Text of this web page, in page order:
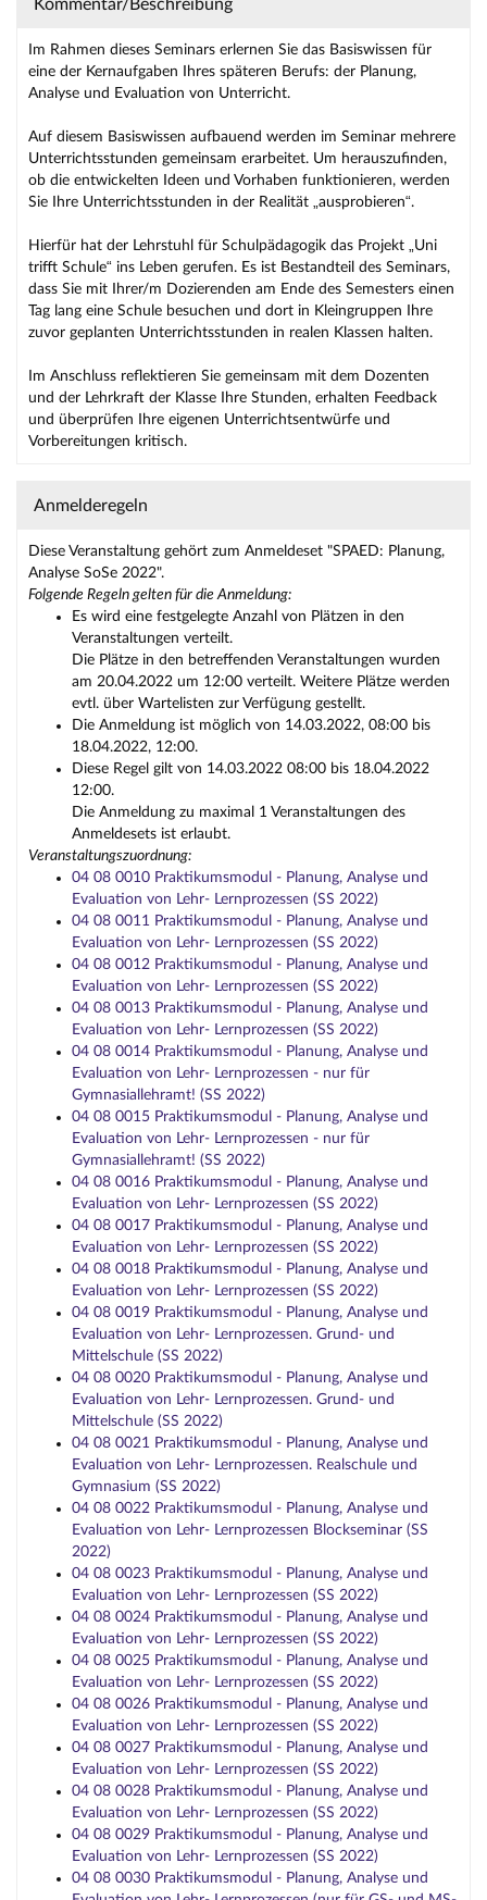
Kommentar/Beschreibung
Im Rahmen dieses Seminars erlernen Sie das Basiswissen für
eine der Kernaufgaben Ihres späteren Berufs: der Planung,
Analyse und Evaluation von Unterricht.
Auf diesem Basiswissen aufbauend werden im Seminar mehrere
Unterrichtsstunden gemeinsam erarbeitet. Um herauszufinden,
ob die entwickelten Ideen und Vorhaben funktionieren, werden
Sie Ihre Unterrichtsstunden in der Realität „ausprobieren“.
Hierfür hat der Lehrstuhl für Schulpädagogik das Projekt „Uni
trifft Schule“ ins Leben gerufen. Es ist Bestandteil des Seminars,
dass Sie mit Ihrer/m Dozierenden am Ende des Semesters einen
Tag lang eine Schule besuchen und dort in Kleingruppen Ihre
zuvor geplanten Unterrichtsstunden in realen Klassen halten.
Im Anschluss reflektieren Sie gemeinsam mit dem Dozenten
und der Lehrkraft der Klasse Ihre Stunden, erhalten Feedback
und überprüfen Ihre eigenen Unterrichtsentwürfe und
Vorbereitungen kritisch.
Anmelderegeln
Diese Veranstaltung gehört zum Anmeldeset "SPAED: Planung,
Analyse SoSe 2022".
Folgende Regeln gelten für die Anmeldung:
Es wird eine festgelegte Anzahl von Plätzen in den
Veranstaltungen verteilt.
Die Plätze in den betreffenden Veranstaltungen wurden
am 20.04.2022 um 12:00 verteilt. Weitere Plätze werden
evtl. über Wartelisten zur Verfügung gestellt.
Die Anmeldung ist möglich von 14.03.2022, 08:00 bis
18.04.2022, 12:00.
Diese Regel gilt von 14.03.2022 08:00 bis 18.04.2022
12:00.
Die Anmeldung zu maximal 1 Veranstaltungen des
Anmeldesets ist erlaubt.
Veranstaltungszuordnung:
04 08 0010 Praktikumsmodul - Planung, Analyse und
Evaluation von Lehr- Lernprozessen (SS 2022)
04 08 0011 Praktikumsmodul - Planung, Analyse und
Evaluation von Lehr- Lernprozessen (SS 2022)
04 08 0012 Praktikumsmodul - Planung, Analyse und
Evaluation von Lehr- Lernprozessen (SS 2022)
04 08 0013 Praktikumsmodul - Planung, Analyse und
Evaluation von Lehr- Lernprozessen (SS 2022)
04 08 0014 Praktikumsmodul - Planung, Analyse und
Evaluation von Lehr- Lernprozessen - nur für
Gymnasiallehramt! (SS 2022)
04 08 0015 Praktikumsmodul - Planung, Analyse und
Evaluation von Lehr- Lernprozessen - nur für
Gymnasiallehramt! (SS 2022)
04 08 0016 Praktikumsmodul - Planung, Analyse und
Evaluation von Lehr- Lernprozessen (SS 2022)
04 08 0017 Praktikumsmodul - Planung, Analyse und
Evaluation von Lehr- Lernprozessen (SS 2022)
04 08 0018 Praktikumsmodul - Planung, Analyse und
Evaluation von Lehr- Lernprozessen (SS 2022)
04 08 0019 Praktikumsmodul - Planung, Analyse und
Evaluation von Lehr- Lernprozessen. Grund- und
Mittelschule (SS 2022)
04 08 0020 Praktikumsmodul - Planung, Analyse und
Evaluation von Lehr- Lernprozessen. Grund- und
Mittelschule (SS 2022)
04 08 0021 Praktikumsmodul - Planung, Analyse und
Evaluation von Lehr- Lernprozessen. Realschule und
Gymnasium (SS 2022)
04 08 0022 Praktikumsmodul - Planung, Analyse und
Evaluation von Lehr- Lernprozessen Blockseminar (SS
2022)
04 08 0023 Praktikumsmodul - Planung, Analyse und
Evaluation von Lehr- Lernprozessen (SS 2022)
04 08 0024 Praktikumsmodul - Planung, Analyse und
Evaluation von Lehr- Lernprozessen (SS 2022)
04 08 0025 Praktikumsmodul - Planung, Analyse und
Evaluation von Lehr- Lernprozessen (SS 2022)
04 08 0026 Praktikumsmodul - Planung, Analyse und
Evaluation von Lehr- Lernprozessen (SS 2022)
04 08 0027 Praktikumsmodul - Planung, Analyse und
Evaluation von Lehr- Lernprozessen (SS 2022)
04 08 0028 Praktikumsmodul - Planung, Analyse und
Evaluation von Lehr- Lernprozessen (SS 2022)
04 08 0029 Praktikumsmodul - Planung, Analyse und
Evaluation von Lehr- Lernprozessen (SS 2022)
04 08 0030 Praktikumsmodul - Planung, Analyse und